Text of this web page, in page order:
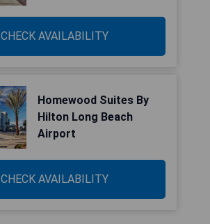
CHECK AVAILABILITY
Homewood Suites By
Hilton Long Beach
Airport
CHECK AVAILABILITY